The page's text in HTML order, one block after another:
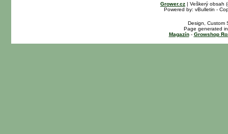
Grower.cz | Veškerý obsah
Powered by: vBulletin -
Design, Custom
Page generated
Magazín- Growshop